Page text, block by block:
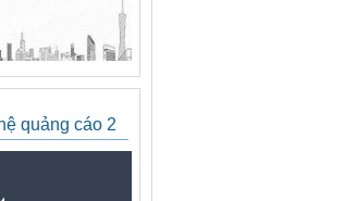
quảng cáo 2